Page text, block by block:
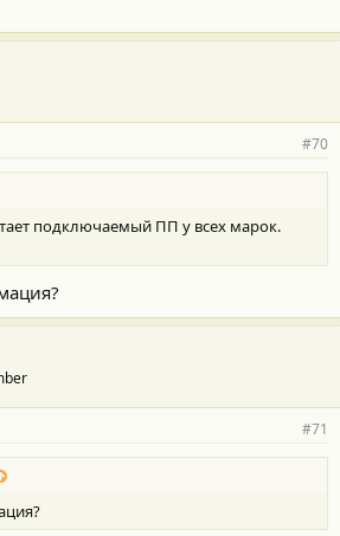
#70
подключаемый ПП у всех марок.
#71